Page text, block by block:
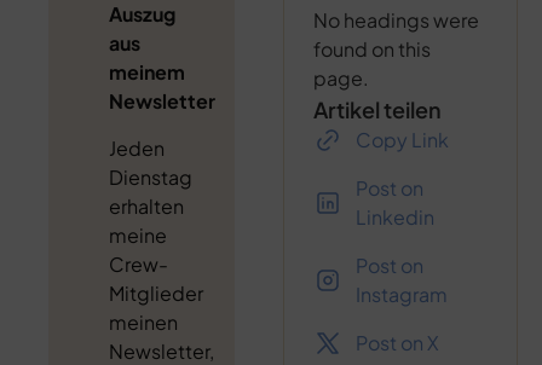
Auszug
aus
meinem
Newsletter
Jeden
Dienstag
erhalten
meine
Crew-
Mitglieder
meinen
Newsletter,
No headings were
found on this
page.
Artikel teilen
Copy Link
Post on
Linkedin
Post on
Instagram
Post on X